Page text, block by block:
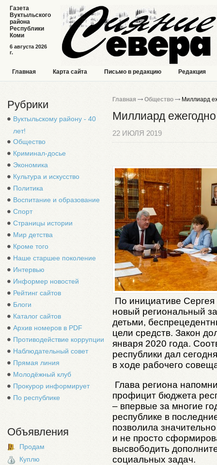
6 августа 2026
г.
Газета
Вуктыльского
района
Республики
Коми
Главная Карта сайта Письмо в редакцию Редакция
Рубрики
Вуктыльскому району - 40
лет!
Общество
Криминал-досье
Экономика
Культура и искусство
Политика
Воспитание и образование
Спорт
Страницы истории
Мир детства
Кроме того
Наше старшее поколение
Интервью
Информер новостей
Рейтинг сайтов
Блоги
Каталог сайтов
Архив номеров в PDF
Противодействие коррупции
Наблюдательный совет
Прямая линия
Молодёжный клуб
Прокурор информирует
По республике
Объявления
Продам
Куплю
Главная Общество Миллиард
Миллиард
22 ИЮЛЯ 2019
По инициативе
новый региональный
детьми,
цели средств. Закон
января 2020 года.
республики дал
в ходе рабочего
Глава региона
профицит бюджета
– впервые за многие
республике в
позволила
и не просто
высвободить
социальных задач.